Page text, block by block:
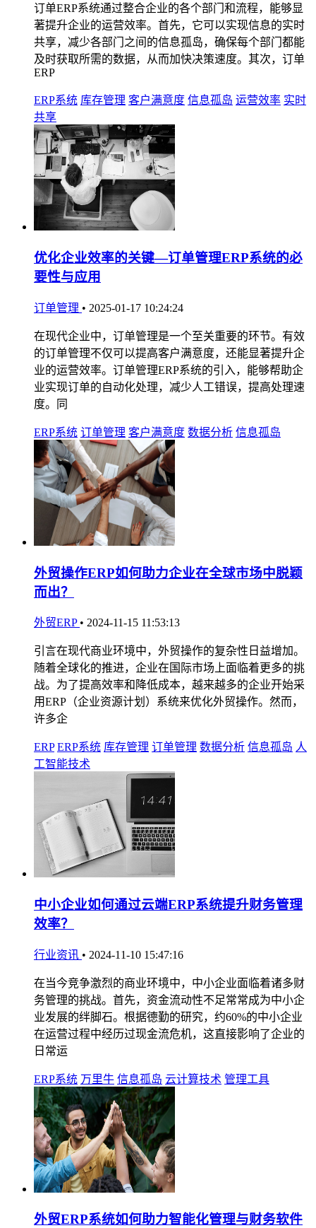
订单ERP系统通过整合企业的各个部门和流程，能够显
著提升企业的运营效率。首先，它可以实现信息的实时
共享，减少各部门之间的信息孤岛，确保每个部门都能
及时获取所需的数据，从而加快决策速度。其次，订单
ERP
ERP系统 库存管理 客户满意度 信息孤岛 运营效率 实时
共享
优化企业效率的关键—订单管理ERP系统的必
要性与应用
订单管理 • 2025-01-17 10:24:24
在现代企业中，订单管理是一个至关重要的环节。有效
的订单管理不仅可以提高客户满意度，还能显著提升企
业的运营效率。订单管理ERP系统的引入，能够帮助企
业实现订单的自动化处理，减少人工错误，提高处理速
度。同
ERP系统 订单管理 客户满意度 数据分析 信息孤岛
外贸操作ERP如何助力企业在全球市场中脱颖
而出？
外贸ERP • 2024-11-15 11:53:13
引言在现代商业环境中，外贸操作的复杂性日益增加。
随着全球化的推进，企业在国际市场上面临着更多的挑
战。为了提高效率和降低成本，越来越多的企业开始采
用ERP（企业资源计划）系统来优化外贸操作。然而，
许多企
ERP ERP系统 库存管理 订单管理 数据分析 信息孤岛 人
工智能技术
中小企业如何通过云端ERP系统提升财务管理
效率？
行业资讯 • 2024-11-10 15:47:16
在当今竞争激烈的商业环境中，中小企业面临着诸多财
务管理的挑战。首先，资金流动性不足常常成为中小企
业发展的绊脚石。根据德勤的研究，约60%的中小企业
在运营过程中经历过现金流危机，这直接影响了企业的
日常运
ERP系统 万里牛 信息孤岛 云计算技术 管理工具
外贸ERP系统如何助力智能化管理与财务软件